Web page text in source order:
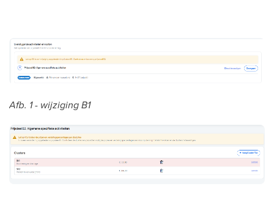
Afb. 1 - wijziging B1